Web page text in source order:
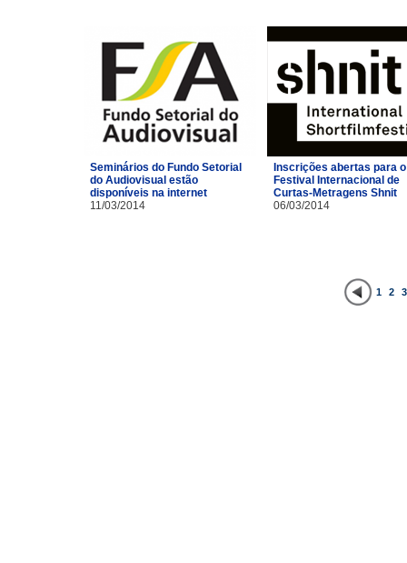
Seminários do Fundo Setorial
do Audiovisual estão
disponíveis na internet
11/03/2014
Inscrições abertas para o
Festival Internacional de
Curtas-Metragens Shnit
06/03/2014
1 2 3